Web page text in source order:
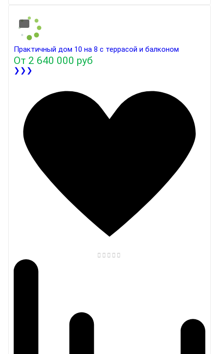
Практичный дом 10 на 8 с террасой и балконом
От 2 640 000 руб
❯❯❯